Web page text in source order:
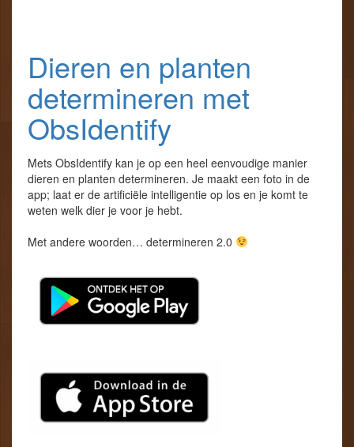
Dieren en planten
determineren met
ObsIdentify
Mets ObsIdentify kan je op een heel eenvoudige manier
dieren en planten determineren. Je maakt een foto in de
app; laat er de artificiële intelligentie op los en je komt te
weten welk dier je voor je hebt.
Met andere woorden… determineren 2.0